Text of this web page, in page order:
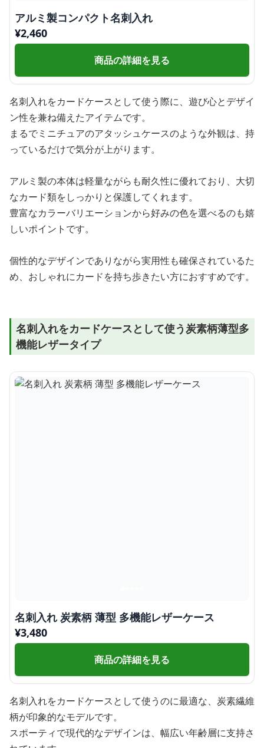
アルミ製コンパクト名刺入れ
¥2,460
商品の詳細を見る
名刺入れをカードケースとして使う際に、遊び心とデザイ
ン性を兼ね備えたアイテムです。
まるでミニチュアのアタッシュケースのような外観は、持
っているだけで気分が上がります。
アルミ製の本体は軽量ながらも耐久性に優れており、大切
なカード類をしっかりと保護してくれます。
豊富なカラーバリエーションから好みの色を選べるのも嬉
しいポイントです。
個性的なデザインでありながら実用性も確保されているた
め、おしゃれにカードを持ち歩きたい方におすすめです。
名刺入れをカードケースとして使う炭素柄薄型多
機能レザータイプ
名刺入れ 炭素柄 薄型 多機能レザーケース
¥3,480
商品の詳細を見る
名刺入れをカードケースとして使うのに最適な、炭素繊維
柄が印象的なモデルです。
スポーティで現代的なデザインは、幅広い年齢層に支持さ